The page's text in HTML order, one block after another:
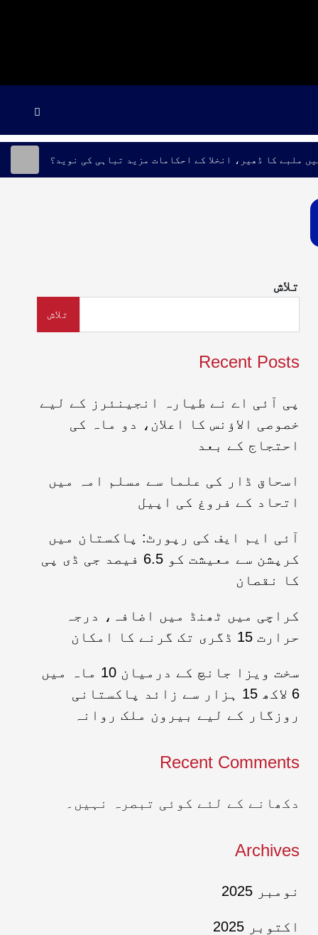
ملبے کا ڈھیر، انخلا کے احکامات مزید تباہی کی نوید؟
تلاش
تلاش
Recent Posts
پی آئی اے نے طیارہ انجینئرز کے لیے
خصوصی الاؤنس کا اعلان، دو ماہ کی
احتجاج کے بعد
اسحاق ڈار کی علما سے مسلم امہ میں
اتحاد کے فروغ کی اپیل
آئی ایم ایف کی رپورٹ: پاکستان میں
کرپشن سے معیشت کو 6.5 فیصد جی ڈی پی
کا نقصان
کراچی میں ٹھنڈ میں اضافہ، درجہ
حرارت 15 ڈگری تک گرنے کا امکان
سخت ویزا جانچ کے درمیان 10 ماہ میں
6 لاکھ 15 ہزار سے زائد پاکستانی
روزگار کے لیے بیرون ملک روانہ
Recent Comments
دکھانے کے لئے کوئی تبصرہ نہیں۔
Archives
نومبر 2025
اکتوبر 2025